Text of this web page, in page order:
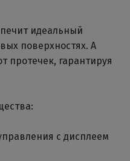
идеальный
поверхностях. А
протечек, гарантируя
с дисплеем